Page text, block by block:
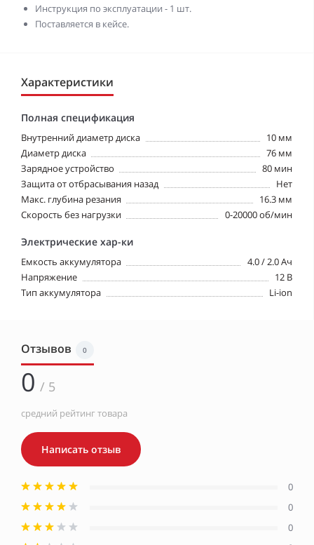
Инструкция по эксплуатации - 1 шт.
Поставляется в кейсе.
Характеристики
Полная спецификация
Внутренний диаметр диска
10 мм
Диаметр диска
76 мм
Зарядное устройство
80 мин
Защита от отбрасывания назад
Нет
Макс. глубина резания
16.3 мм
Скорость без нагрузки
0-20000 об/мин
Электрические хар-ки
Емкость аккумулятора
4.0 / 2.0 Ач
Напряжение
12 В
Тип аккумулятора
Li-ion
Отзывов 0
0 / 5
средний рейтинг товара
Написать отзыв
0
0
0